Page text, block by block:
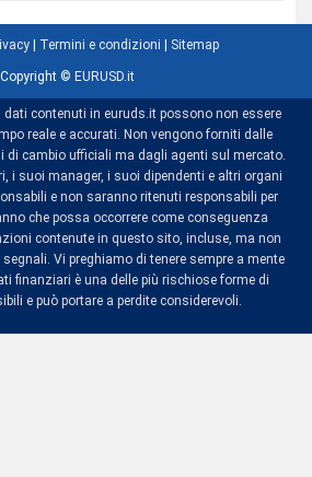
| Termini e condizioni Sitemap
Copyright © EURUSD.it
dati contenuti in euruds.it possono non essere
reale e accurati. Non vengono forniti dalle
di cambio ufficiali ma dagli agenti sul mercato.
i suoi manager, i suoi dipendenti e altri organi
e non saranno ritenuti responsabili per
che possa occorrere come conseguenza
contenute in questo sito, incluse, ma non
Vi preghiamo di tenere sempre a mente
finanziari è una delle più rischiose forme di
e può portare a perdite considerevoli.